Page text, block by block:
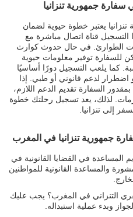
جمهورية تنزانيا
يعتبر خطوة حيوية لضمان
التسجيل قناة اتصال مباشرة مع
الطوارئ. في حال حدوث كوارث
للسفارة توفير معلومات حيوية
كما يلعب التسجيل دورًا أساسيًا
لدعم قانوني أو طبي. إذا
السفارة تقديم الدعم اللازم،
لذلك، يعد تسجيل رحلتك خطوة
إلى تنزانيا.
جمهورية تنزانيا في المغرب
المساعدة في القضايا القانونية في
والمساعدة القانونية للمواطنين
التنزاني في المغرب؟ يجب عليك
وبدء عملية استبداله.